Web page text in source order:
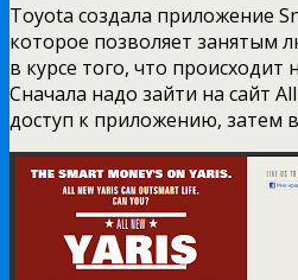
Toyota создала приложение
которое позволяет занятым
в курсе того, что происходит
Сначала надо зайти на сайт
доступ к приложению, затем